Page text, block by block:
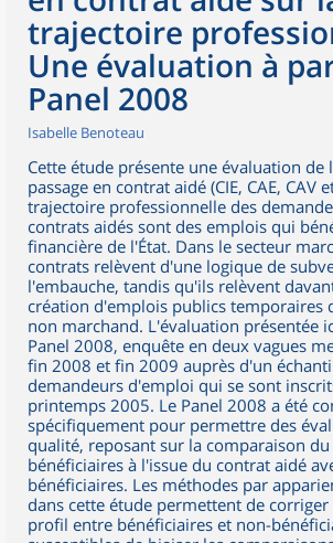
trajectoire
Une évaluation à
Panel 2008
Isabelle Benoteau
Cette étude présente une évaluation de
passage en contrat aidé (CIE, CAE, CAV
trajectoire professionnelle des
contrats aidés sont des emplois qui
financière de l'État. Dans le secteur
contrats relèvent d'une logique de
l'embauche, tandis qu'ils relèvent
création d'emplois publics temporaires
non marchand. L'évaluation présentée
Panel 2008, enquête en deux vagues
fin 2008 et fin 2009 auprès d'un
demandeurs d'emploi qui se sont
printemps 2005. Le Panel 2008 a été
spécifiquement pour permettre des
qualité, reposant sur la comparaison
bénéficiaires à l'issue du contrat aidé
bénéficiaires. Les méthodes par
dans cette étude permettent de
profil entre bénéficiaires et non-